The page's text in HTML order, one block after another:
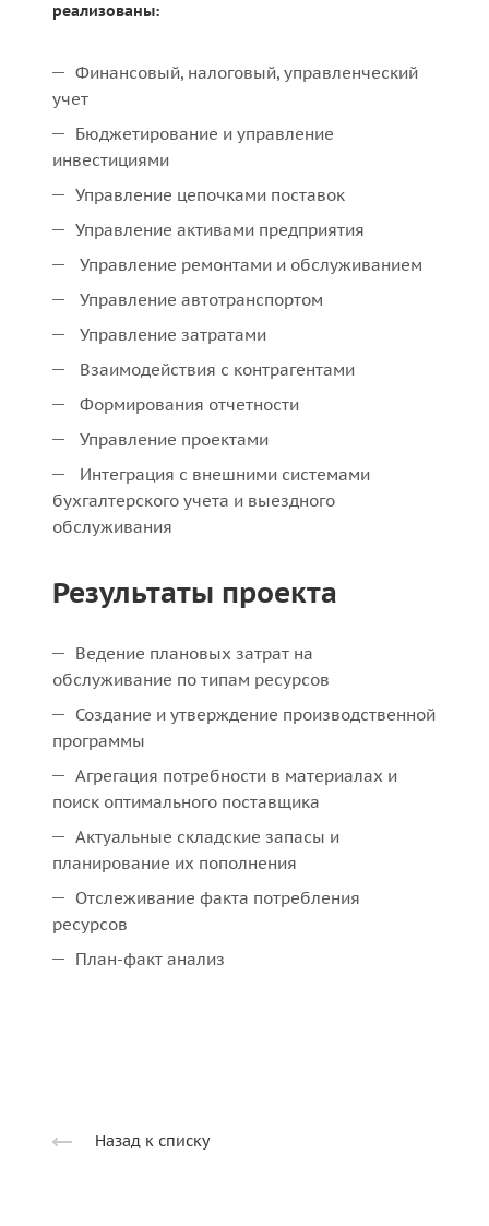
реализованы:
Финансовый, налоговый, управленческий
учет
Бюджетирование и управление
инвестициями
Управление цепочками поставок
Управление активами предприятия
Управление ремонтами и обслуживанием
Управление автотранспортом
Управление затратами
Взаимодействия с контрагентами
Формирования отчетности
Управление проектами
Интеграция с внешними системами
бухгалтерского учета и выездного
обслуживания
Результаты проекта
Ведение плановых затрат на
обслуживание по типам ресурсов
Создание и утверждение производственной
программы
Агрегация потребности в материалах и
поиск оптимального поставщика
Актуальные складские запасы и
планирование их пополнения
Отслеживание факта потребления
ресурсов
План-факт анализ
Назад к списку